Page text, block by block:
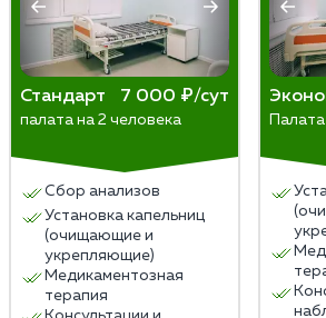
пациента. Забота о пациентах и
правам – главные принципы
таких ситуациях. Решение о
лечении всегда должно опираться
данные, юридические нормы и
пациента.
Стандарт 7 000 ₽/сут
палата на 2 человека
Сбор анализов
Установка капельниц
(очищающие и
укрепляющие)
Медикаментозная
терапия